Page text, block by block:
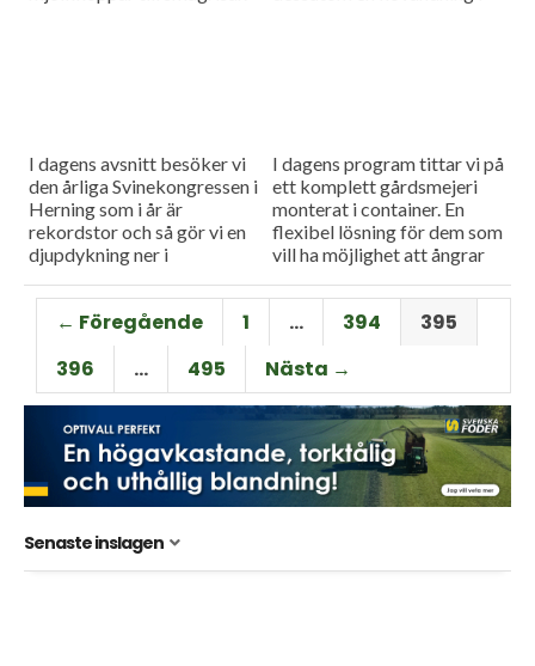
I dagens avsnitt besöker vi
den årliga Svinekongressen i
Herning som i år är
rekordstor och så gör vi en
djupdykning ner i
under ett par...
I dagens program tittar vi på
ett komplett gårdsmejeri
monterat i container. En
flexibel lösning för dem som
vill ha möjlighet att ångrar
← Föregående 1 … 394
395
396
… 495 Nästa →
Senaste inslagen